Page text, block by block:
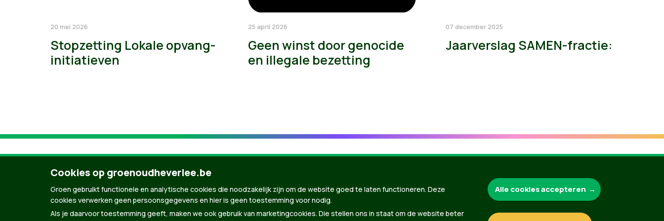
20 mei 2026
Stopzetting Lokale opvang-
initiatieven
25 april 2026
Geen winst door genocide
en illegale bezetting
07 december 2025
Jaarverslag SAMEN-fractie:
Groen.be
Cookies op groenoudheverlee.be
Groen gebruikt functionele en analytische cookies die noodzakelijk zijn om de website goed te laten functioneren. Deze
cookies verwerken geen persoonsgegevens en hier is geen toestemming voor nodig.
Als je daarvoor toestemming geeft, maken we ook gebruik van marketingcookies. Die stellen ons in staat om de website beter
Alle cookies accepteren